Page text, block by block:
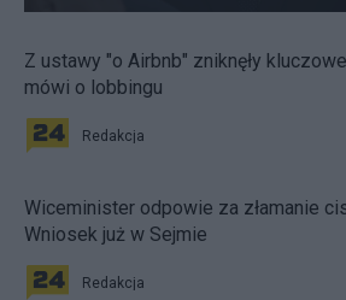
Z ustawy "o Airbnb" zniknęły
mówi o lobbingu
Redakcja
Wiceminister odpowie za złamanie
Wniosek już w Sejmie
Redakcja